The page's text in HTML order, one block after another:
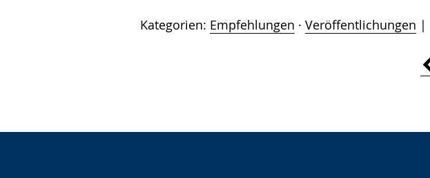
Kategorien: Empfehlungen · Veröffentlichungen